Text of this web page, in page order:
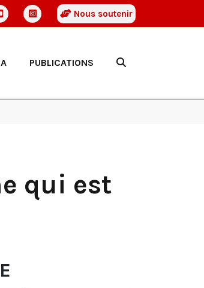
Nous soutenir
PUBLICATIONS
qui est